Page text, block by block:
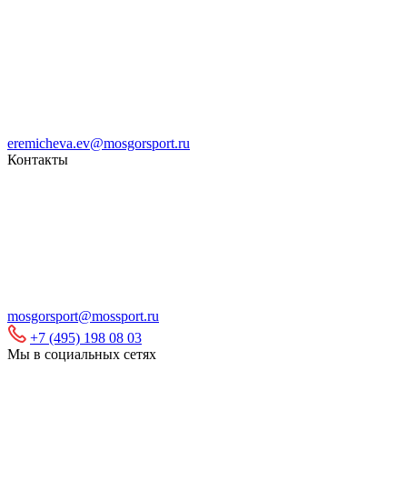
eremicheva.ev@mosgorsport.ru
Контакты
mosgorsport@mossport.ru
+7 (495) 198 08 03
Мы в социальных сетях